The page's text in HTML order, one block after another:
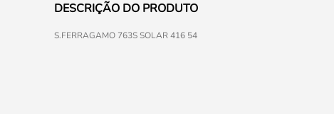
DESCRIÇÃO DO PRODUTO
S.FERRAGAMO 763S SOLAR 416 54